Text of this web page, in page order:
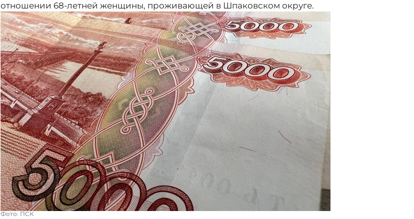
отношении 68-летней женщины, проживающей в Шпаковском округе.
Фото: ПСК